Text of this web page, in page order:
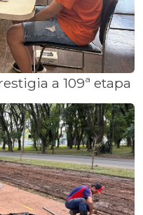
a 109ª etapa